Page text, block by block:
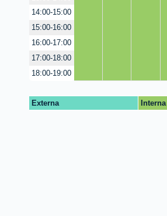
14:00-15:00
15:00-16:00
16:00-17:00
17:00-18:00
18:00-19:00
Externa Interna